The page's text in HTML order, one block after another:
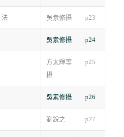
吳素修攝 p23
吳素修攝 p24
方太輝等
攝
p25
吳素修攝 p26
劉銳之 p27